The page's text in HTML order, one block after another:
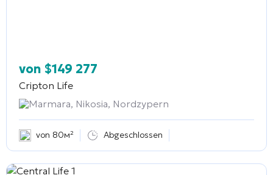
von $149 277
Cripton Life
Marmara, Nikosia, Nordzypern
von 80м² Abgeschlossen